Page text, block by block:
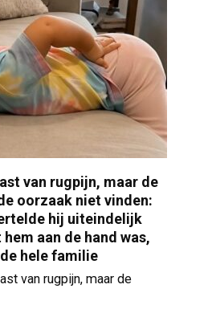
van rugpijn, maar de
oorzaak niet vinden:
hij uiteindelijk
aan de hand was,
hele familie
van rugpijn, maar de